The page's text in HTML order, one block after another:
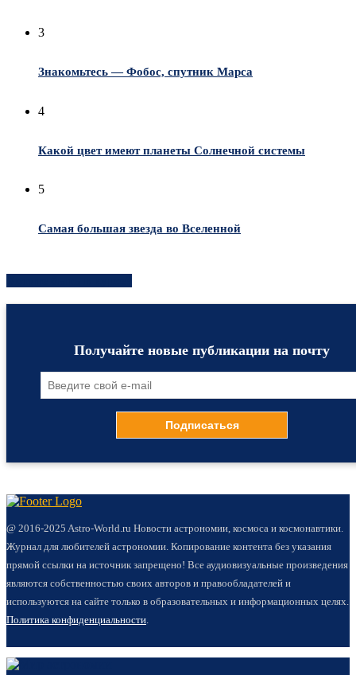
3
Знакомьтесь — Фобос, спутник Марса
4
Какой цвет имеют планеты Солнечной системы
5
Самая большая звезда во Вселенной
Получайте новые публикации на почту
@ 2016-2025 Astro-World.ru Новости астрономии, космоса и космонавтики.
Журнал для любителей астрономии. Копирование контента без указания
прямой ссылки на источник запрещено! Все аудиовизуальные произведения
являются собственностью своих авторов и правообладателей и
используются на сайте только в образовательных и информационных целях.
Политика конфиденциальности.